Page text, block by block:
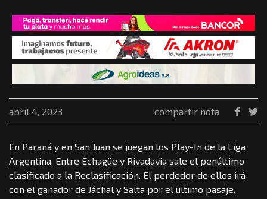
abril 4, 2023 compartir nota
En Paraná y en San Juan se juegan los Play-In de la Liga
Argentina. Entre Echagüe y Rivadavia sale el penúltimo
clasificado a la Reclasificación. El perdedor de ellos irá
con el ganador de Jáchal y Salta por el último pasaje.